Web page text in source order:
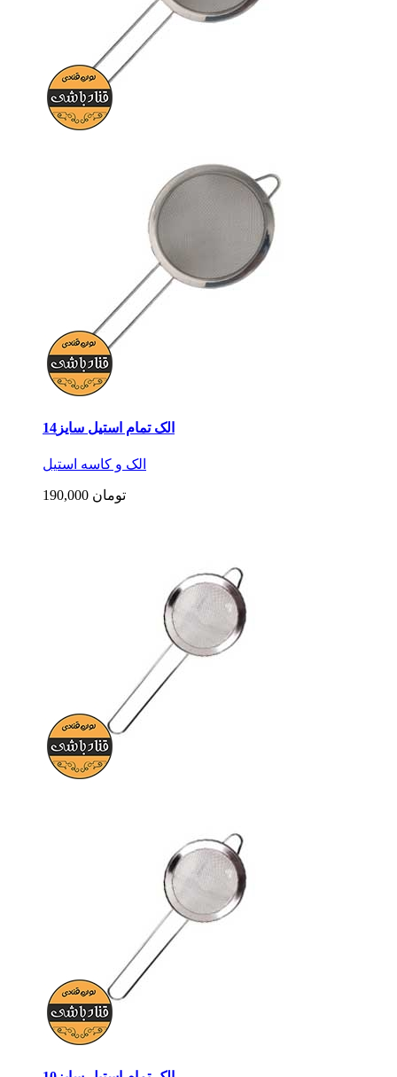
الک تمام استیل سایز14
الک و کاسه استیل
190,000 تومان